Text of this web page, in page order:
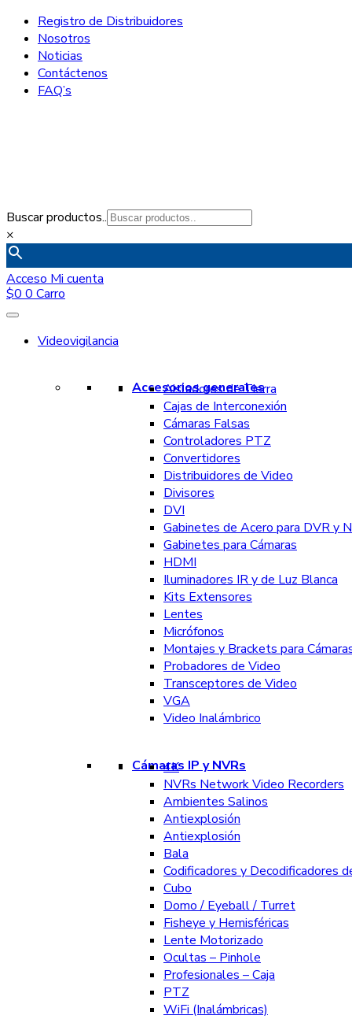
Registro de Distribuidores
Nosotros
Noticias
Contáctenos
FAQ’s
Buscar productos..
×
Acceso Mi cuenta
$0 0 Carro
Videovigilancia
Accesorios generales
Aisladores de Tierra
Cajas de Interconexión
Cámaras Falsas
Controladores PTZ
Convertidores
Distribuidores de Video
Divisores
DVI
Gabinetes de Acero para DVR y
Gabinetes para Cámaras
HDMI
Iluminadores IR y de Luz Blanca
Kits Extensores
Lentes
Micrófonos
Montajes y Brackets para
Probadores de Video
Transceptores de Video
VGA
Video Inalámbrico
Cámaras IP y NVRs
4K
NVRs Network Video Recorders
Ambientes Salinos
Antiexplosión
Antiexplosión
Bala
Codificadores y Decodificadores
Cubo
Domo / Eyeball / Turret
Fisheye y Hemisféricas
Lente Motorizado
Ocultas – Pinhole
Profesionales – Caja
PTZ
WiFi (Inalámbricas)